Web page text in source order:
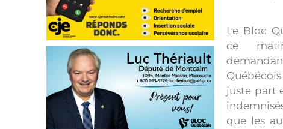
Le Bloc
ce
juste part
que les